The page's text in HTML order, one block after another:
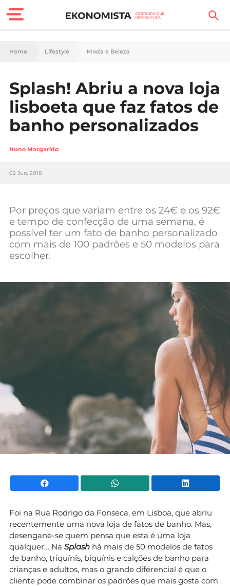
Finanças Pessoais
Carreira
Casa
Lifestyle
Sociedade
Negócios
Mundial 2026
Home Lifestyle Moda e Beleza
Splash! Abriu a nova loja
lisboeta que faz fatos de
banho personalizados
Nuno Margarido
02 Jun, 2018
Por preços que variam entre os 24€ e os 92€
e tempo de confecção de uma semana, é
possível ter um fato de banho personalizado
com mais de 100 padrões e 50 modelos para
escolher.
Facebook WhatsApp
Foi na Rua Rodrigo da Fonseca, em Lisboa, que abriu
recentemente uma nova loja de fatos de banho. Mas,
desengane-se quem pensa que esta é uma loja
qualquer… Na Splash há mais de 50 modelos de fatos
de banho, triquínis, biquínis e calções de banho para
crianças e adultos, mas o grande diferencial é que o
cliente pode combinar os padrões que mais gosta com